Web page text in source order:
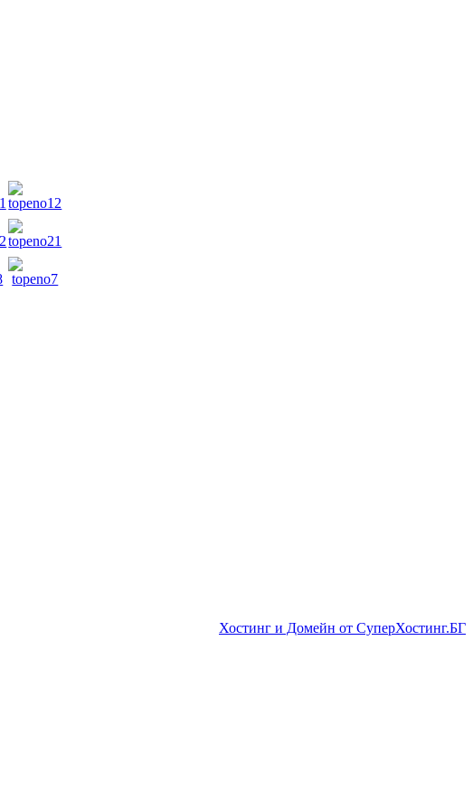
Хостинг и Домейн от СуперХостинг.БГ